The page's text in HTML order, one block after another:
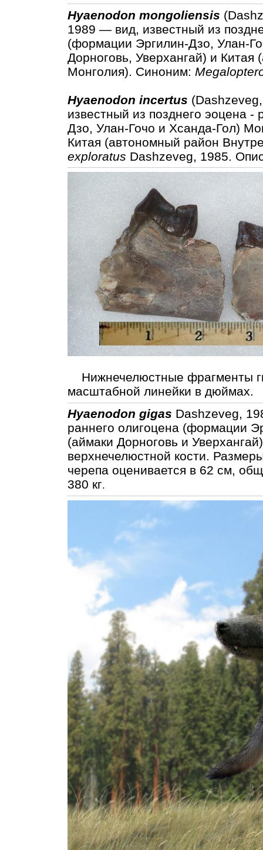
Hyaenodon mongoliensis
1989 — вид, известный из
(формации Эргилин-Дзо, Улан-
Дорноговь, Уверхангай) и
Монголия). Синоним:
Hyaenodon incertus
известный из позднего эоцена
Дзо, Улан-Гочо и Хсанда-Гол)
Китая (автономный район
exploratus Dashzeveg, 1985.
Нижнечелюстные фрагменты
масштабной линейки в дюймах.
Hyaenodon gigas Dashzeveg,
раннего олигоцена (формации
(аймаки Дорноговь и
верхнечелюстной кости.
черепа оценивается в 62 см,
380 кг.